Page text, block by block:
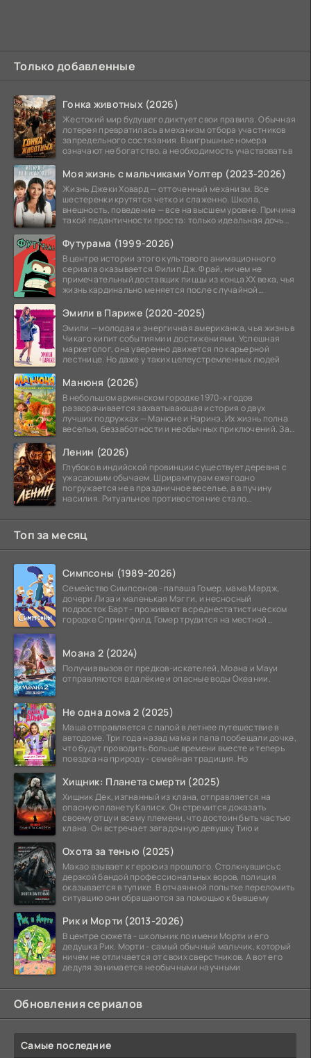
Только добавленные
Гонка животных (2026)
Жестокий мир будущего диктует свои правила. Обычная
лотерея превратилась в механизм отбора участников
запредельного состязания. Выигрышные номера
означают не богатство, а необходимость участвовать в
Моя жизнь с мальчиками Уолтер (2023-2026)
Жизнь Джеки Ховард — отточенный механизм. Все
шестеренки крутятся четко и слаженно. Школа,
внешность, поведение — все на высшем уровне. Причина
такой педантичности проста: только идеальная дочь
Футурама (1999-2026)
В центре истории этого культового анимационного
сериала оказывается Филип Дж. Фрай, ничем не
примечательный доставщик пиццы из конца XX века, чья
жизнь кардинально меняется после случайной
Эмили в Париже (2020-2025)
Эмили — молодая и энергичная американка, чья жизнь в
Чикаго кипит событиями и достижениями. Успешная
маркетолог, она уверенно движется по карьерной
лестнице. Но даже у таких целеустремленных людей
Манюня (2026)
В небольшом армянском городке 1970-х годов
разворачивается захватывающая история о двух
лучших подружках — Манюне и Наринэ. Их жизнь полна
веселья, беззаботности и необычных приключений. За
Ленин (2026)
Глубоко в индийской провинции существует деревня с
ужасающим обычаем. Шрирампурам ежегодно
погружается не в праздничное веселье, а в пучину
насилия. Ритуальное противостояние стало
Топ за месяц
Симпсоны (1989-2026)
Семейство Симпсонов - папаша Гомер, мама Мардж,
дочери Лиза и маленькая Мэгги, и несносный
подросток Барт - проживают в среднестатистическом
городке Спрингфилд. Гомер трудится на местной
Моана 2 (2024)
Получив вызов от предков-искателей, Моана и Мауи
отправляются в далёкие и опасные воды Океании.
Не одна дома 2 (2025)
Маша отправляется с папой в летнее путешествие в
автодоме. Три года назад мама и папа пообещали дочке,
что будут проводить больше времени вместе и теперь
поездка на природу - семейная традиция. Но
Хищник: Планета смерти (2025)
Хищник Дек, изгнанный из клана, отправляется на
опасную планету Калиск. Он стремится доказать
своему отцу и всему племени, что достоин быть частью
клана. Он встречает загадочную девушку Тию и
Охота за тенью (2025)
Макао взывает к герою из прошлого. Столкнувшись с
дерзкой бандой профессиональных воров, полиция
оказывается в тупике. В отчаянной попытке переломить
ситуацию они обращаются за помощью к бывшему
Рик и Морти (2013-2026)
В центре сюжета - школьник по имени Морти и его
дедушка Рик. Морти - самый обычный мальчик, который
ничем не отличается от своих сверстников. А вот его
дедуля занимается необычными научными
Обновления сериалов
Самые последние